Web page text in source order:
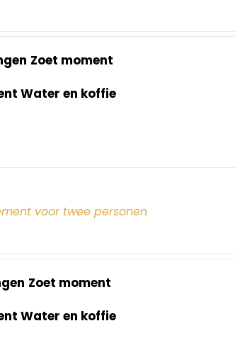
Zoet moment
Water en koffie
voor twee personen
Zoet moment
Water en koffie